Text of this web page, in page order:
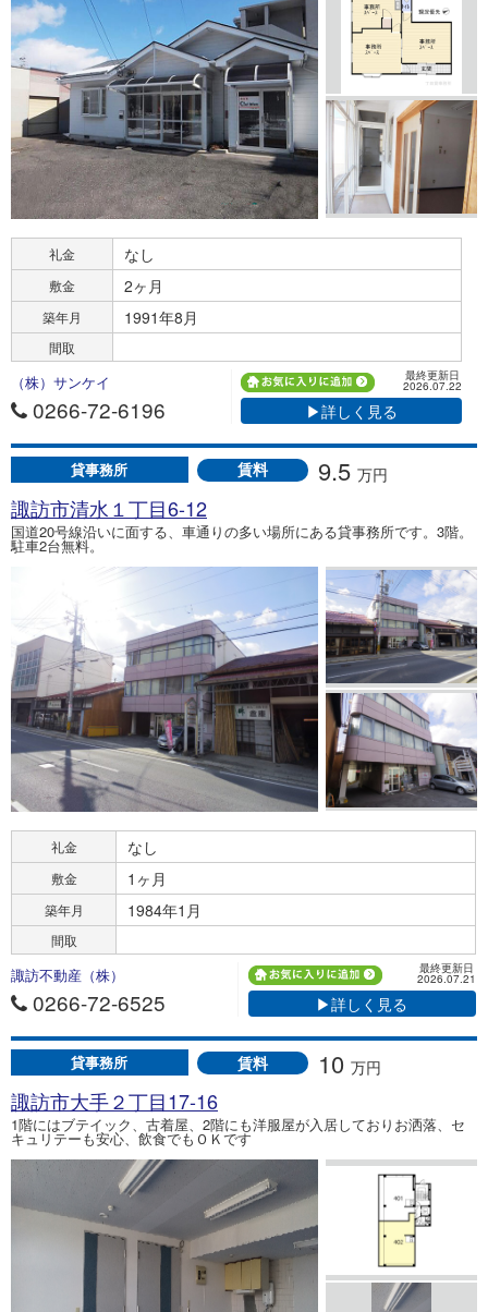
礼金 なし
敷金 2ヶ月
築年月 1991年8月
間取
（株）サンケイ
0266-72-6196
最終更新日
2026.07.22
▶詳しく見る
貸事務所 賃料 9.5 万円
諏訪市清水１丁目6-12
国道20号線沿いに面する、車通りの多い場所にある貸事務所です。3階。
駐車2台無料。
礼金 なし
敷金 1ヶ月
築年月 1984年1月
間取
諏訪不動産（株）
0266-72-6525
最終更新日
2026.07.21
▶詳しく見る
貸事務所 賃料 10 万円
諏訪市大手２丁目17-16
1階にはブテイック、古着屋、2階にも洋服屋が入居しておりお洒落、セ
キュリテーも安心、飲食でもＯＫです